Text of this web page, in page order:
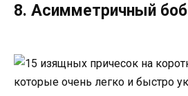
8. Асимметричный боб